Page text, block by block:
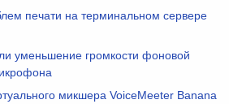
печати на терминальном сервере
уменьшение громкости фоновой
микшера VoiceMeeter Banana